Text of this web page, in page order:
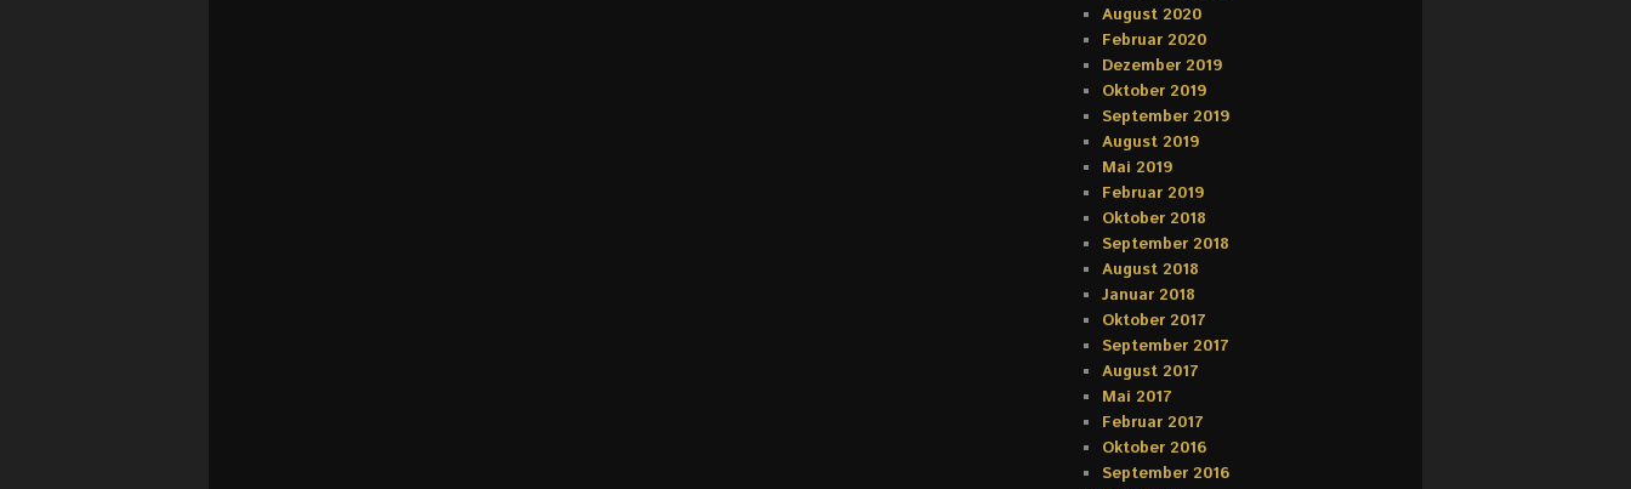
August 2020
Februar 2020
Dezember 2019
Oktober 2019
September 2019
August 2019
Mai 2019
Februar 2019
Oktober 2018
September 2018
August 2018
Januar 2018
Oktober 2017
September 2017
August 2017
Mai 2017
Februar 2017
Oktober 2016
September 2016